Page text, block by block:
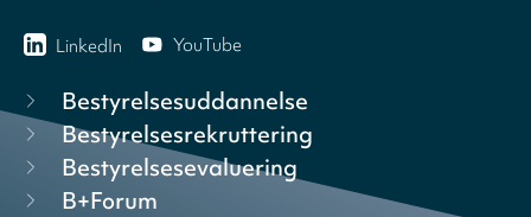
LinkedIn YouTube
Bestyrelsesuddannelse
Bestyrelsesrekruttering
Bestyrelsesevaluering
B+Forum